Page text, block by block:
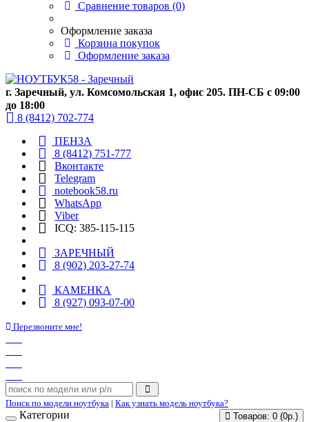
Сравнение товаров (0)
Оформление заказа
Корзина покупок
Оформление заказа
г. Заречный, ул. Комсомольская 1, офис 205. ПН-СБ с 09:00
до 18:00
8 (8412) 702-774
ПЕНЗА
8 (8412) 751-777
Вконтакте
Telegram
notebook58.ru
WhatsApp
Viber
ICQ: 385-115-115
ЗАРЕЧНЫЙ
8 (902) 203-27-74
КАМЕНКА
8 (927) 093-07-00
Перезвоните мне!
Поиск по модели ноутбука | Как узнать модель ноутбука?
Товаров: 0 (0р.)
Категории